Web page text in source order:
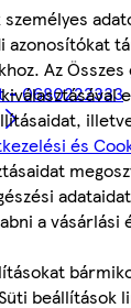
azonosítókat
Az Összes
és
a vásárlási
beállítások
- 0680222333